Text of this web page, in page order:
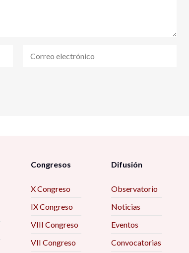
Congresos
X Congreso
IX Congreso
VIII Congreso
VII Congreso
Difusión
Observatorio
Noticias
Eventos
Convocatorias